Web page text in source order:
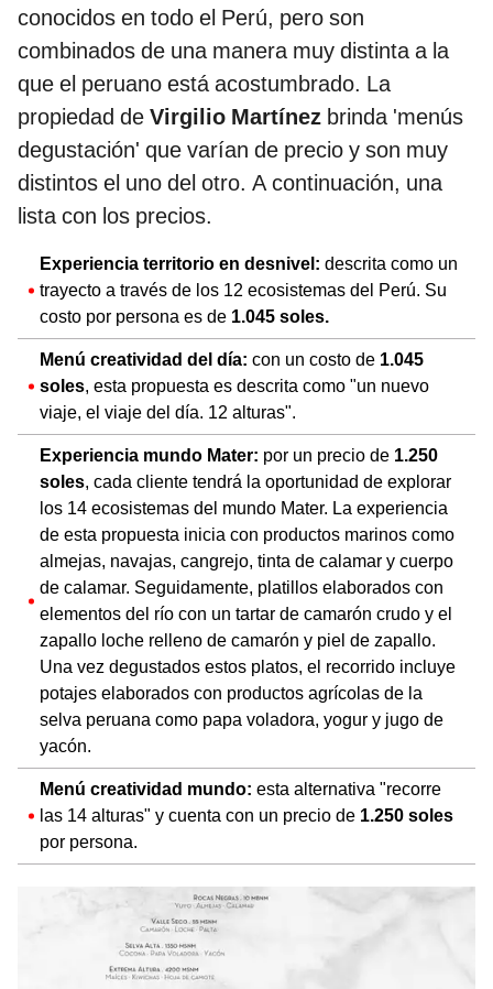
conocidos en todo el Perú, pero son
combinados de una manera muy distinta a la
que el peruano está acostumbrado. La
propiedad de Virgilio Martínez brinda 'menús
degustación' que varían de precio y son muy
distintos el uno del otro. A continuación, una
lista con los precios.
Experiencia territorio en desnivel: descrita como un
trayecto a través de los 12 ecosistemas del Perú. Su
costo por persona es de 1.045 soles.
Menú creatividad del día: con un costo de 1.045
soles, esta propuesta es descrita como "un nuevo
viaje, el viaje del día. 12 alturas".
Experiencia mundo Mater: por un precio de 1.250
soles, cada cliente tendrá la oportunidad de explorar
los 14 ecosistemas del mundo Mater. La experiencia
de esta propuesta inicia con productos marinos como
almejas, navajas, cangrejo, tinta de calamar y cuerpo
de calamar. Seguidamente, platillos elaborados con
elementos del río con un tartar de camarón crudo y el
zapallo loche relleno de camarón y piel de zapallo.
Una vez degustados estos platos, el recorrido incluye
potajes elaborados con productos agrícolas de la
selva peruana como papa voladora, yogur y jugo de
yacón.
Menú creatividad mundo: esta alternativa "recorre
las 14 alturas" y cuenta con un precio de 1.250 soles
por persona.